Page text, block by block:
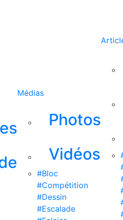
Médias
Photos
Vidéos
#Bloc
#Compétition
#Dessin
#Escalade